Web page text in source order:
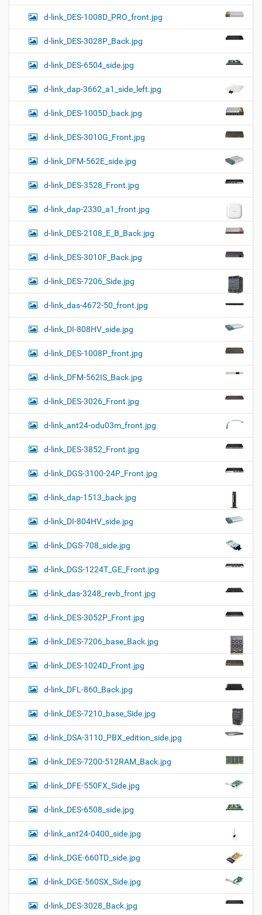
d-link_DES-1008D_PRO_front.jpg
d-link_DES-3028P_Back.jpg
d-link_DES-6504_side.jpg
d-link_dap-3662_a1_side_left.jpg
d-link_DES-1005D_back.jpg
d-link_DES-3010G_Front.jpg
d-link_DFM-562E_side.jpg
d-link_DES-3528_Front.jpg
d-link_dap-2330_a1_front.jpg
d-link_DES-2108_E_B_Back.jpg
d-link_DES-3010F_Back.jpg
d-link_DES-7206_Side.jpg
d-link_das-4672-50_front.jpg
d-link_DI-808HV_side.jpg
d-link_DES-1008P_front.jpg
d-link_DFM-562IS_Back.jpg
d-link_DES-3026_Front.jpg
d-link_ant24-odu03m_front.jpg
d-link_DES-3852_Front.jpg
d-link_DGS-3100-24P_Front.jpg
d-link_dap-1513_back.jpg
d-link_DI-804HV_side.jpg
d-link_DGS-708_side.jpg
d-link_DGS-1224T_GE_Front.jpg
d-link_das-3248_revb_front.jpg
d-link_DES-3052P_Front.jpg
d-link_DES-7206_base_Back.jpg
d-link_DES-1024D_Front.jpg
d-link_DFL-860_Back.jpg
d-link_DES-7210_base_Side.jpg
d-link_DSA-3110_PBX_edition_side.jpg
d-link_DES-7200-512RAM_Back.jpg
d-link_DFE-550FX_Side.jpg
d-link_DES-6508_side.jpg
d-link_ant24-0400_side.jpg
d-link_DGE-660TD_side.jpg
d-link_DGE-560SX_Side.jpg
d-link_DES-3028_Back.jpg